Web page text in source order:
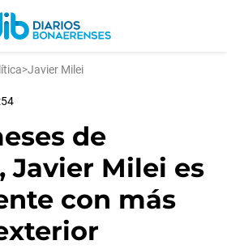
>Javier Milei
de
Javier Milei es
con más